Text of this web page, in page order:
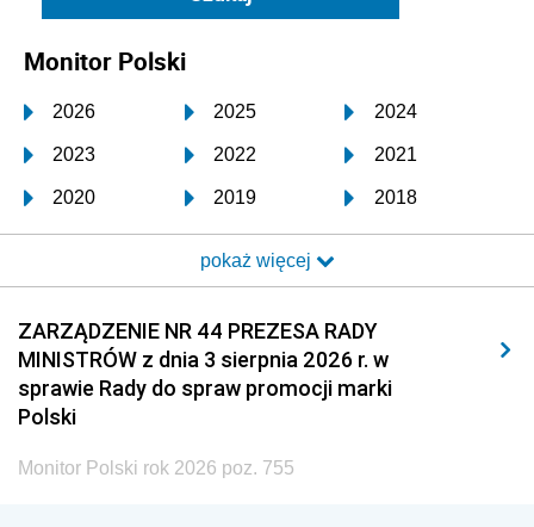
Monitor Polski
2026 2025 2024
2023 2022 2021
2020 2019 2018
2017 2016 2015
2014 2013 2012
2011 2010 2009
2008 2007 2006
2005
pokaż więcej
ZARZĄDZENIE NR 44 PREZESA RADY
MINISTRÓW z dnia 3 sierpnia 2026 r. w
sprawie Rady do spraw promocji marki
Polski
Monitor Polski rok 2026 poz. 755